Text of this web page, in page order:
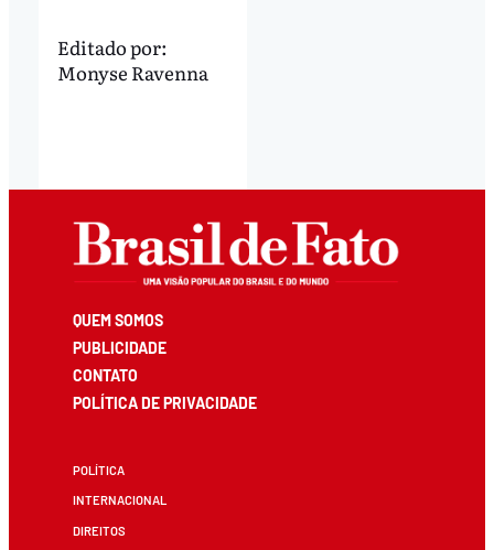
Editado por:
Monyse Ravenna
QUEM SOMOS
PUBLICIDADE
CONTATO
POLÍTICA DE PRIVACIDADE
POLÍTICA
INTERNACIONAL
DIREITOS